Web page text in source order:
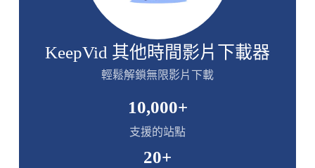
KeepVid 其他時間影片下載器
輕鬆解鎖無限影片下載
支援的站點
10,000+
20+